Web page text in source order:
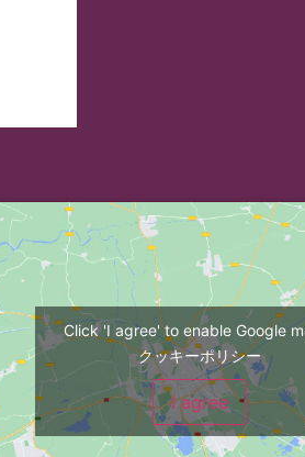
Click 'I agree' to enable Google
クッキーポリシー
I agree